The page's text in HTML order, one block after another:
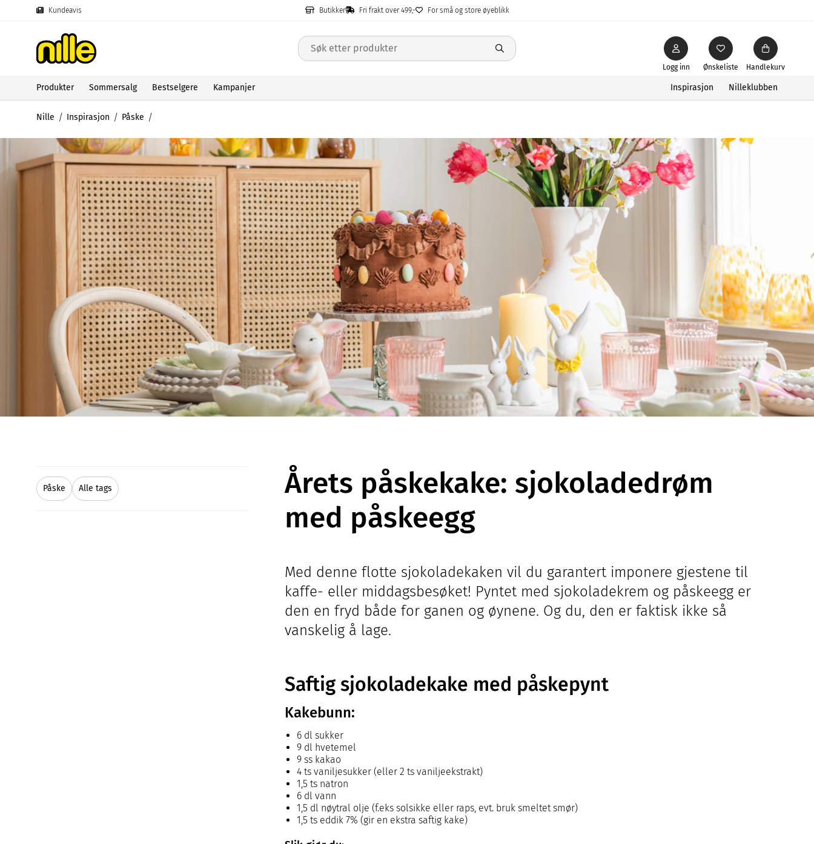
Kundeavis Butikker Fri frakt over 499,- For små og store øyeblikk
Ønskeliste
Logg inn Handlekurv
Produkter Sommersalg Bestselgere Kampanjer Inspirasjon Nilleklubben
Nille Inspirasjon Påske
Påske Alle tags
Årets påskekake: sjokoladedrøm
med påskeegg
Med denne flotte sjokoladekaken vil du garantert imponere gjestene til
kaffe- eller middagsbesøket! Pyntet med sjokoladekrem og påskeegg er
den en fryd både for ganen og øynene. Og du, den er faktisk ikke så
vanskelig å lage.
Saftig sjokoladekake med påskepynt
Kakebunn:
6 dl sukker
9 dl hvetemel
9 ss kakao
4 ts vaniljesukker (eller 2 ts vaniljeekstrakt)
1,5 ts natron
6 dl vann
1,5 dl nøytral olje (f.eks solsikke eller raps, evt. bruk smeltet smør)
1,5 ts eddik 7% (gir en ekstra saftig kake)